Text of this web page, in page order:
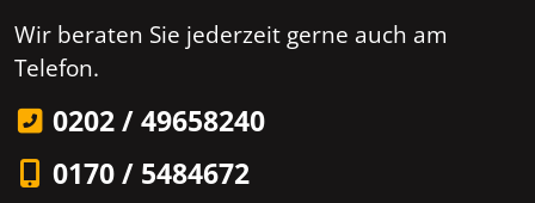
Wir beraten Sie jederzeit gerne auch am
Telefon.
0202 / 49658240
0170 / 5484672